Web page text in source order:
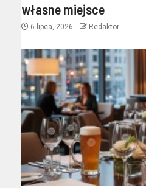
własne miejsce
6 lipca, 2026 Redaktor